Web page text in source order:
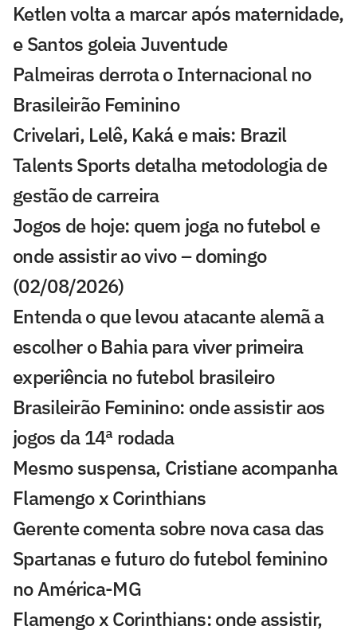
Ketlen volta a marcar após maternidade,
e Santos goleia Juventude
Palmeiras derrota o Internacional no
Brasileirão Feminino
Crivelari, Lelê, Kaká e mais: Brazil
Talents Sports detalha metodologia de
gestão de carreira
Jogos de hoje: quem joga no futebol e
onde assistir ao vivo – domingo
(02/08/2026)
Entenda o que levou atacante alemã a
escolher o Bahia para viver primeira
experiência no futebol brasileiro
Brasileirão Feminino: onde assistir aos
jogos da 14ª rodada
Mesmo suspensa, Cristiane acompanha
Flamengo x Corinthians
Gerente comenta sobre nova casa das
Spartanas e futuro do futebol feminino
no América-MG
Flamengo x Corinthians: onde assistir,